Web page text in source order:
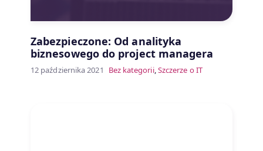
Zabezpieczone: Od analityka
biznesowego do project managera
12 października 2021 Bez kategorii,Szczerze o IT